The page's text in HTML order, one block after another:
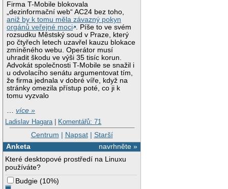
Firma T-Mobile blokovala
„dezinformační web“ AC24 bez toho,
aniž by k tomu měla závazný pokyn
orgánů veřejné moci . Píše to ve svém
rozsudku Městský soud v Praze, který
po čtyřech letech uzavřel kauzu blokace
zmíněného webu. Operátor musí
uhradit škodu ve výši 35 tisíc korun.
Advokát společnosti T-Mobile se snažil i
u odvolacího senátu argumentovat tím,
že firma jednala v dobré víře, když na
stránky omezila přístup poté, co ji k
tomu vyzvalo
…více »
Ladislav Hagara | Komentářů: 71
Centrum | Napsat| Starší
navrhněte »
Anketa
Které desktopové prostředí na Linuxu
používáte?
Budgie (10%)